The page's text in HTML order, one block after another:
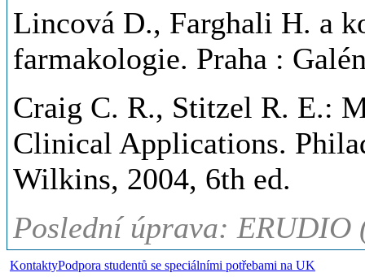
Lincová D., Farghali H. a
farmakologie. Praha :
Craig C. R., Stitzel R. E.:
Clinical Applications.
Wilkins, 2004, 6th ed.
Poslední úprava: ERUDIO
KontaktyPodpora studentů se speciálními potřebami na UK